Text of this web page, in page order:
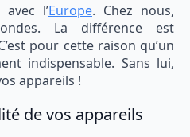
l’Europe. Chez nous,
La différence est
pour cette raison qu’un
indispensable. Sans lui,
appareils !
de vos appareils